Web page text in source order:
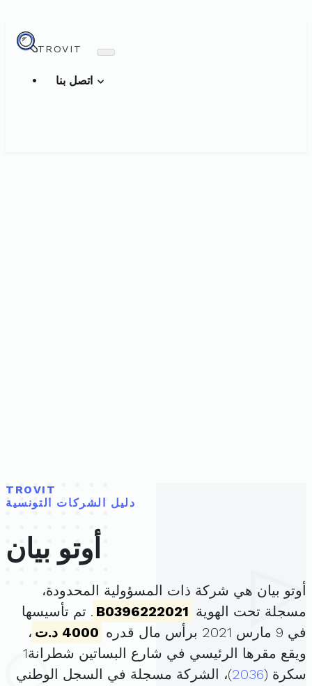
TROVIT
TROVIT
دليل الشركات التونسية
أوتو بيان
أوتو بيان هي شركة ذات المسؤولية المحدودة،
مسجلة تحت الهوية B0396222021 . تم تأسيسها
في 9 مارس 2021 برأس مال قدره
4000 د.ت
،
ويقع مقرها الرئيسي في شارع البساتين شطرانة1
سكرة (2036)، الشركة مسجلة في السجل الوطني